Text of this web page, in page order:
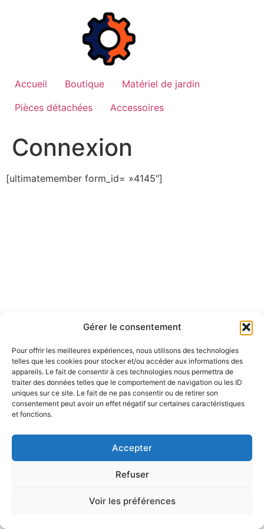
Gérer le consentement
Pour offrir les meilleures expériences, nous utilisons des technologies
telles que les cookies pour stocker et/ou accéder aux informations des
appareils. Le fait de consentir à ces technologies nous permettra de
traiter des données telles que le comportement de navigation ou les ID
uniques sur ce site. Le fait de ne pas consentir ou de retirer son
consentement peut avoir un effet négatif sur certaines caractéristiques
et fonctions.
Accepter
Refuser
Voir les préférences
Accueil Boutique
Matériel de jardin
Pièces détachées
Accessoires
Connexion
[ultimatemember form_id= »4145″]